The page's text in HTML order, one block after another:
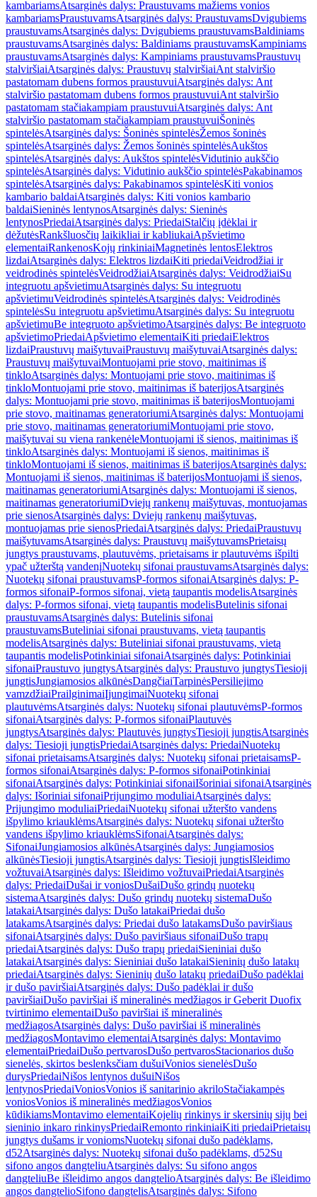
kambariamsAtsarginės dalys: Praustuvams mažiems vonios
kambariamsPraustuvamsAtsarginės dalys: PraustuvamsDvigubiems
praustuvamsAtsarginės dalys: Dvigubiems praustuvamsBaldiniams
praustuvamsAtsarginės dalys: Baldiniams praustuvamsKampiniams
praustuvamsAtsarginės dalys: Kampiniams praustuvamsPraustuvų
stalviršiaiAtsarginės dalys: Praustuvų stalviršiaiAnt stalviršio
pastatomam dubens formos praustuvuiAtsarginės dalys: Ant
stalviršio pastatomam dubens formos praustuvuiAnt stalviršio
pastatomam stačiakampiam praustuvuiAtsarginės dalys: Ant
stalviršio pastatomam stačiakampiam praustuvuiŠoninės
spintelėsAtsarginės dalys: Šoninės spintelėsŽemos šoninės
spintelėsAtsarginės dalys: Žemos šoninės spintelėsAukštos
spintelėsAtsarginės dalys: Aukštos spintelėsVidutinio aukščio
spintelėsAtsarginės dalys: Vidutinio aukščio spintelėsPakabinamos
spintelėsAtsarginės dalys: Pakabinamos spintelėsKiti vonios
kambario baldaiAtsarginės dalys: Kiti vonios kambario
baldaiSieninės lentynosAtsarginės dalys: Sieninės
lentynosPriedaiAtsarginės dalys: PriedaiStalčių įdėklai ir
dėžutėsRankšluosčių laikikliai ir kabliukaiApšvietimo
elementaiRankenosKojų rinkiniaiMagnetinės lentosElektros
lizdaiAtsarginės dalys: Elektros lizdaiKiti priedaiVeidrodžiai ir
veidrodinės spintelėsVeidrodžiaiAtsarginės dalys: VeidrodžiaiSu
integruotu apšvietimuAtsarginės dalys: Su integruotu
apšvietimuVeidrodinės spintelėsAtsarginės dalys: Veidrodinės
spintelėsSu integruotu apšvietimuAtsarginės dalys: Su integruotu
apšvietimuBe integruoto apšvietimoAtsarginės dalys: Be integruoto
apšvietimoPriedaiApšvietimo elementaiKiti priedaiElektros
lizdaiPraustuvų maišytuvaiPraustuvų maišytuvaiAtsarginės dalys:
Praustuvų maišytuvaiMontuojami prie stovo, maitinimas iš
tinkloAtsarginės dalys: Montuojami prie stovo, maitinimas iš
tinkloMontuojami prie stovo, maitinimas iš baterijosAtsarginės
dalys: Montuojami prie stovo, maitinimas iš baterijosMontuojami
prie stovo, maitinamas generatoriumiAtsarginės dalys: Montuojami
prie stovo, maitinamas generatoriumiMontuojami prie stovo,
maišytuvai su viena rankenėleMontuojami iš sienos, maitinimas iš
tinkloAtsarginės dalys: Montuojami iš sienos, maitinimas iš
tinkloMontuojami iš sienos, maitinimas iš baterijosAtsarginės dalys:
Montuojami iš sienos, maitinimas iš baterijosMontuojami iš sienos,
maitinamas generatoriumiAtsarginės dalys: Montuojami iš sienos,
maitinamas generatoriumiDviejų rankenų maišytuvas, montuojamas
prie sienosAtsarginės dalys: Dviejų rankenų maišytuvas,
montuojamas prie sienosPriedaiAtsarginės dalys: PriedaiPraustuvų
maišytuvamsAtsarginės dalys: Praustuvų maišytuvamsPrietaisų
jungtys praustuvams, plautuvėms, prietaisams ir plautuvėms išpilti
ypač užterštą vandenįNuotekų sifonai praustuvamsAtsarginės dalys:
Nuotekų sifonai praustuvamsP-formos sifonaiAtsarginės dalys: P-
formos sifonaiP-formos sifonai, vietą taupantis modelisAtsarginės
dalys: P-formos sifonai, vietą taupantis modelisButelinis sifonai
praustuvamsAtsarginės dalys: Butelinis sifonai
praustuvamsButeliniai sifonai praustuvams, vietą taupantis
modelisAtsarginės dalys: Buteliniai sifonai praustuvams, vietą
taupantis modelisPotinkiniai sifonaiAtsarginės dalys: Potinkiniai
sifonaiPraustuvo jungtysAtsarginės dalys: Praustuvo jungtysTiesioji
jungtisJungiamosios alkūnėsDangčiaiTarpinėsPersiliejimo
vamzdžiaiPrailginimaiĮjungimaiNuotekų sifonai
plautuvėmsAtsarginės dalys: Nuotekų sifonai plautuvėmsP-formos
sifonaiAtsarginės dalys: P-formos sifonaiPlautuvės
jungtysAtsarginės dalys: Plautuvės jungtysTiesioji jungtisAtsarginės
dalys: Tiesioji jungtisPriedaiAtsarginės dalys: PriedaiNuotekų
sifonai prietaisamsAtsarginės dalys: Nuotekų sifonai prietaisamsP-
formos sifonaiAtsarginės dalys: P-formos sifonaiPotinkiniai
sifonaiAtsarginės dalys: Potinkiniai sifonaiIšoriniai sifonaiAtsarginės
dalys: Išoriniai sifonaiPrijungimo moduliaiAtsarginės dalys:
Prijungimo moduliaiPriedaiNuotekų sifonai užteršto vandens
išpylimo kriauklėmsAtsarginės dalys: Nuotekų sifonai užteršto
vandens išpylimo kriauklėmsSifonaiAtsarginės dalys:
SifonaiJungiamosios alkūnėsAtsarginės dalys: Jungiamosios
alkūnėsTiesioji jungtisAtsarginės dalys: Tiesioji jungtisIšleidimo
vožtuvaiAtsarginės dalys: Išleidimo vožtuvaiPriedaiAtsarginės
dalys: PriedaiDušai ir voniosDušaiDušo grindų nuotekų
sistemaAtsarginės dalys: Dušo grindų nuotekų sistemaDušo
latakaiAtsarginės dalys: Dušo latakaiPriedai dušo
latakamsAtsarginės dalys: Priedai dušo latakamsDušo paviršiaus
sifonaiAtsarginės dalys: Dušo paviršiaus sifonaiDušo trapų
priedaiAtsarginės dalys: Dušo trapų priedaiSieniniai dušo
latakaiAtsarginės dalys: Sieniniai dušo latakaiSieninių dušo latakų
priedaiAtsarginės dalys: Sieninių dušo latakų priedaiDušo padėklai
ir dušo paviršiaiAtsarginės dalys: Dušo padėklai ir dušo
paviršiaiDušo paviršiai iš mineralinės medžiagos ir Geberit Duofix
tvirtinimo elementaiDušo paviršiai iš mineralinės
medžiagosAtsarginės dalys: Dušo paviršiai iš mineralinės
medžiagosMontavimo elementaiAtsarginės dalys: Montavimo
elementaiPriedaiDušo pertvarosDušo pertvarosStacionarios dušo
sienelės, skirtos beslenksčiam dušuiVonios sienelėsDušo
durysPriedaiNišos lentynos dušuiNišos
lentynosPriedaiVoniosVonios iš sanitarinio akriloStačiakampės
voniosVonios iš mineralinės medžiagosVonios
kūdikiamsMontavimo elementaiKojelių rinkinys ir skersinių sijų bei
sieninio inkaro rinkinysPriedaiRemonto rinkiniaiKiti priedaiPrietaisų
jungtys dušams ir voniomsNuotekų sifonai dušo padėklams,
d52Atsarginės dalys: Nuotekų sifonai dušo padėklams, d52Su
sifono angos dangteliuAtsarginės dalys: Su sifono angos
dangteliuBe išleidimo angos dangtelioAtsarginės dalys: Be išleidimo
angos dangtelioSifono dangtelisAtsarginės dalys: Sifono